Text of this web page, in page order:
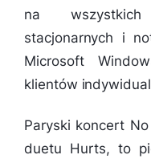
na wszystkich
stacjonarnych i
Microsoft
klientów
Paryski koncert
duetu Hurts, to